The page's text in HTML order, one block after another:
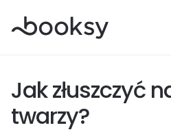
do
Jak złuszczyć
twarzy?